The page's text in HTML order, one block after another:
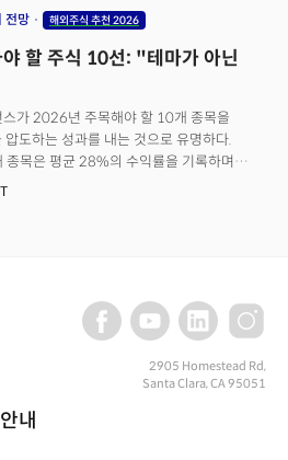
전망 해외주식 추천 2026
할 주식 10선: "테마가 아닌
가 2026년 주목해야 할 10개 종목을
도하는 성과를 내는 것으로 유명하다.
목은 평균 28%의 수익률을 기록하며
트 상회했다. 그 중 알리바바를 비롯해
익률에 미치지 못했다. AI 테마에 대한
넘어가면서, 자본은 이제 '검증된 수익성'과
.시장은 이미 '테마'에서 '실적 증명'으로
제시한 2026년의 가치는 '빅테크 피로감
부분이 2025년 시장 수익률을 밑돌았고,
마존)까지 분포한다. 이것은 단순한 종목
내
2905 Homestead Rd,
Santa Clara, CA 95051